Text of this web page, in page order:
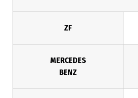
ZF
MERCEDES
BENZ